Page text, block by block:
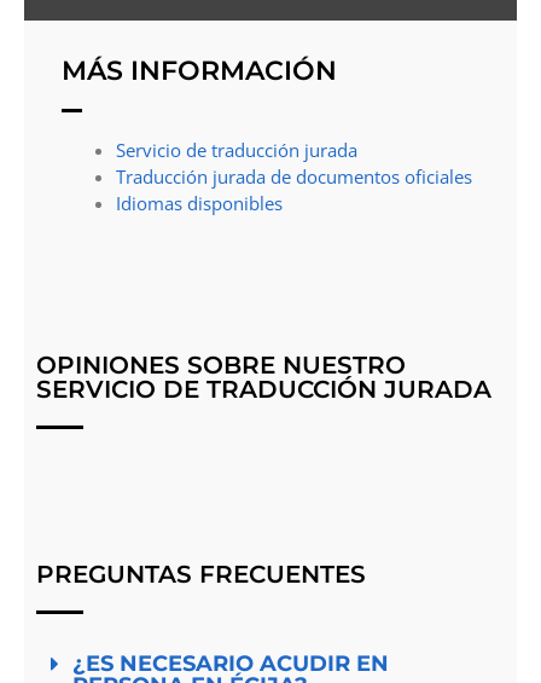
MÁS INFORMACIÓN
Servicio de traducción jurada
Traducción jurada de documentos oficiales
Idiomas disponibles
OPINIONES SOBRE NUESTRO
SERVICIO DE TRADUCCIÓN JURADA
PREGUNTAS FRECUENTES
¿ES NECESARIO ACUDIR EN